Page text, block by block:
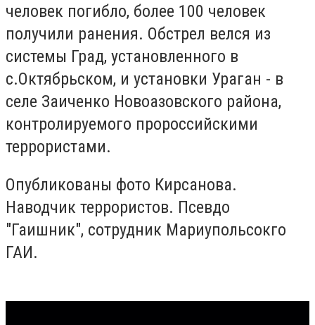
человек погибло, более 100 человек
получили ранения. Обстрел велся из
системы Град, установленного в
с.Октябрьском, и установки Ураган - в
селе Заиченко Новоазовского района,
контролируемого пророссийскими
террористами.
Опубликованы фото Кирсанова.
Наводчик террористов. Псевдо
"Гаишник", сотрудник Мариупольсокго
ГАИ.